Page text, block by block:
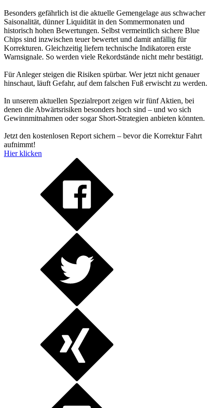
Besonders gefährlich ist die aktuelle Gemengelage aus schwacher
Saisonalität, dünner Liquidität in den Sommermonaten und
historisch hohen Bewertungen. Selbst vermeintlich sichere Blue
Chips sind inzwischen teuer bewertet und damit anfällig für
Korrekturen. Gleichzeitig liefern technische Indikatoren erste
Warnsignale. So werden viele Rekordstände nicht mehr bestätigt.
Für Anleger steigen die Risiken spürbar. Wer jetzt nicht genauer
hinschaut, läuft Gefahr, auf dem falschen Fuß erwischt zu werden.
In unserem aktuellen Spezialreport zeigen wir fünf Aktien, bei
denen die Abwärtsrisiken besonders hoch sind – und wo sich
Gewinnmitnahmen oder sogar Short-Strategien anbieten könnten.
Jetzt den kostenlosen Report sichern – bevor die Korrektur Fahrt
aufnimmt!
Hier klicken